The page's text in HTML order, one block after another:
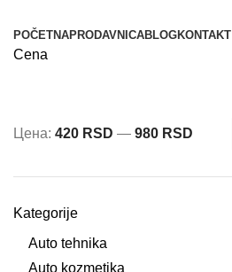
POČETNAPRODAVNICABLOGKONTAKT
Cena
Цена: 420 RSD — 980 RSD
Kategorije
Auto tehnika
Auto kozmetika